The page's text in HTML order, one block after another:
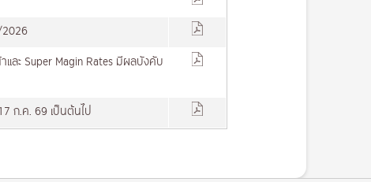
ละ Super Magin Rates มีผลบังคับ
ก.ค. 69 เป็นต้นไป